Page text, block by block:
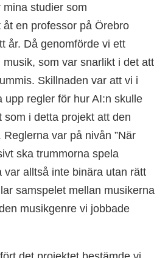
studier som
en professor på Örebro
år. Då genomförde vi ett
musik, som var snarlikt i det att
Skillnaden var att vi i
upp regler för hur AI:n skulle
som i detta projekt att den
var på nivån ”När
ska trummorna spela
var alltså inte binära utan rätt
samspelet mellan musikerna
musikgenre vi jobbade